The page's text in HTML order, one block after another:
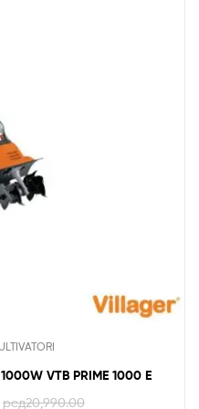
VTB PRIME 1000 E
рсд20,990.00